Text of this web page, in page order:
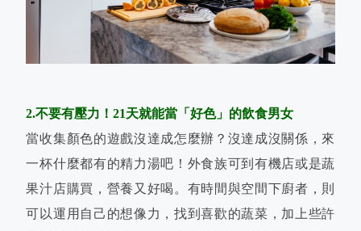
2.不要有壓力！21天就能當「好色」的飲食男女
當收集顏色的遊戲沒達成怎麼辦？沒達成沒關係，來
一杯什麼都有的精力湯吧！外食族可到有機店或是蔬
果汁店購買，營養又好喝。有時間與空間下廚者，則
可以運用自己的想像力，找到喜歡的蔬菜，加上些許